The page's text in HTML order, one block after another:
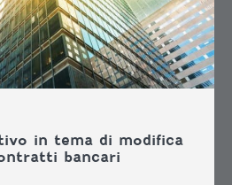
in tema di modifica
bancari